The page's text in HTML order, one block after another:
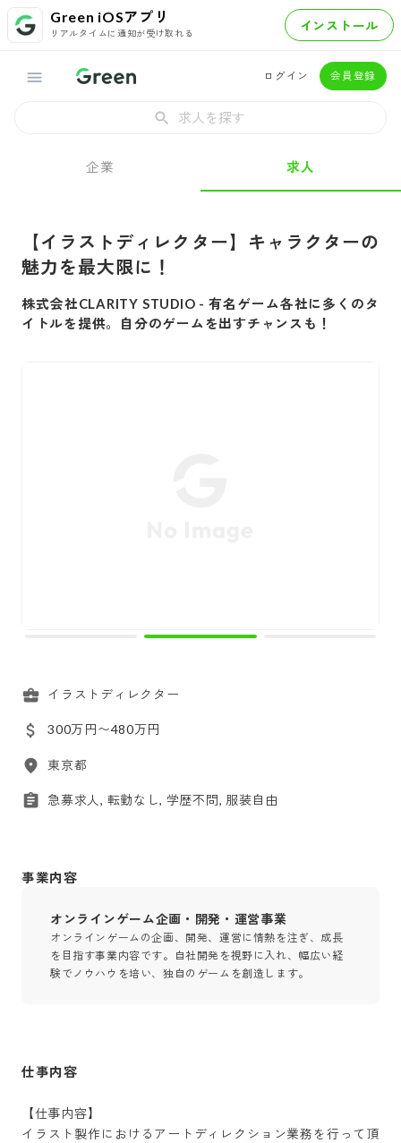
Green iOSアプリ
リアルタイムに通知が受け取れる インストール
ログイン 会員登録
求人を探す
企業 求人
【イラストディレクター】キャラクターの
魅力を最大限に！
株式会社CLARITY STUDIO - 有名ゲーム各社に多くのタ
イトルを提供。自分のゲームを出すチャンスも！
イラストディレクター
300万円〜480万円
東京都
急募求人, 転勤なし, 学歴不問, 服装自由
事業内容
オンラインゲーム企画・開発・運営事業
オンラインゲームの企画、開発、運営に情熱を注ぎ、成長
を目指す事業内容です。自社開発を視野に入れ、幅広い経
験でノウハウを培い、独自のゲームを創造します。
仕事内容
【仕事内容】
イラスト製作におけるアートディレクション業務を行って頂